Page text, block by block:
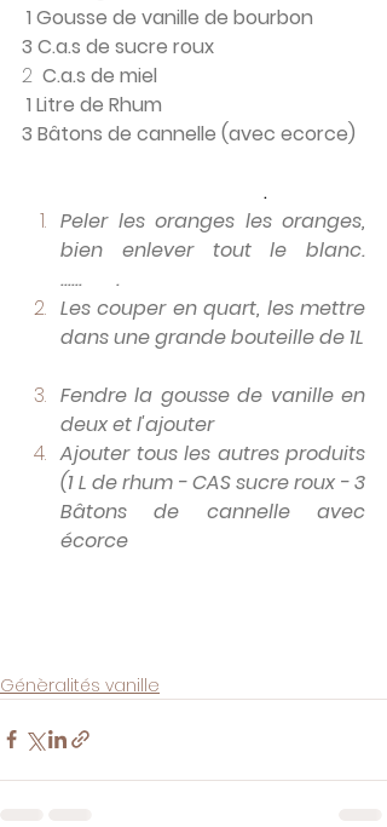
1 Gousse de vanille de bourbon
3 C.a.s de sucre roux
2 C.a.s de miel
1 Litre de Rhum
					.
Peler les oranges les oranges,
bien enlever tout le blanc.
......       .
Les couper en quart, les mettre
dans une grande bouteille de 1L
Fendre la gousse de vanille en
deux et l'ajouter
Ajouter tous les autres produits
(1 L de rhum - CAS sucre roux - 3
Bâtons de cannelle avec
écorce
Génèralités vanille